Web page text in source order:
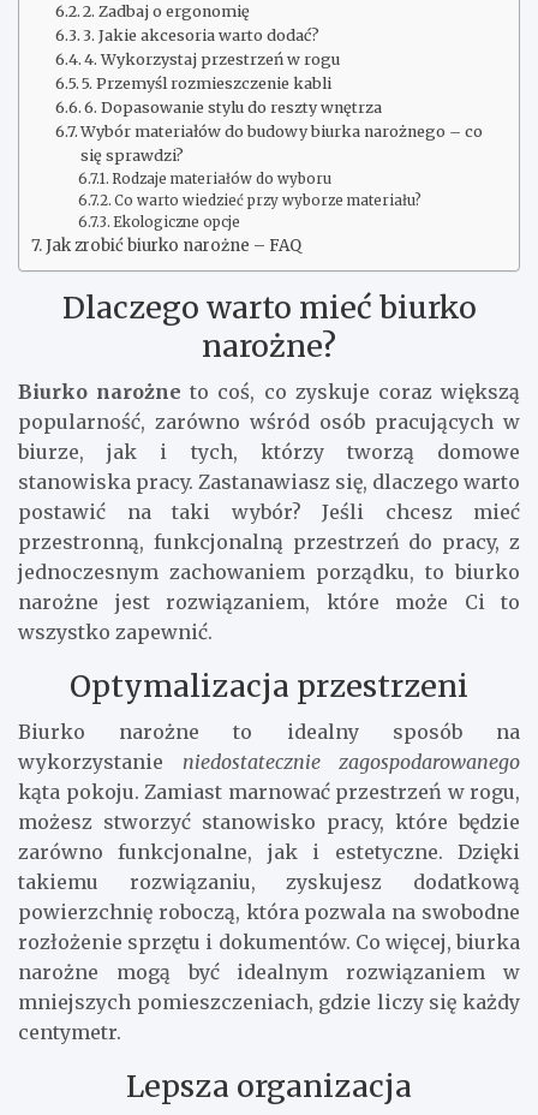
2. Zadbaj o ergonomię
3. Jakie akcesoria warto dodać?
4. Wykorzystaj przestrzeń w rogu
5. Przemyśl rozmieszczenie kabli
6. Dopasowanie stylu do reszty wnętrza
Wybór materiałów do budowy biurka narożnego – co
się sprawdzi?
Rodzaje materiałów do wyboru
Co warto wiedzieć przy wyborze materiału?
Ekologiczne opcje
Jak zrobić biurko narożne – FAQ
Dlaczego warto mieć biurko
narożne?
Biurko narożne to coś, co zyskuje coraz większą
popularność, zarówno wśród osób pracujących w
biurze, jak i tych, którzy tworzą domowe
stanowiska pracy. Zastanawiasz się, dlaczego warto
postawić na taki wybór? Jeśli chcesz mieć
przestronną, funkcjonalną przestrzeń do pracy, z
jednoczesnym zachowaniem porządku, to biurko
narożne jest rozwiązaniem, które może Ci to
wszystko zapewnić.
Optymalizacja przestrzeni
Biurko narożne to idealny sposób na
wykorzystanie niedostatecznie zagospodarowanego
kąta pokoju. Zamiast marnować przestrzeń w rogu,
możesz stworzyć stanowisko pracy, które będzie
zarówno funkcjonalne, jak i estetyczne. Dzięki
takiemu rozwiązaniu, zyskujesz dodatkową
powierzchnię roboczą, która pozwala na swobodne
rozłożenie sprzętu i dokumentów. Co więcej, biurka
narożne mogą być idealnym rozwiązaniem w
mniejszych pomieszczeniach, gdzie liczy się każdy
centymetr.
Lepsza organizacja